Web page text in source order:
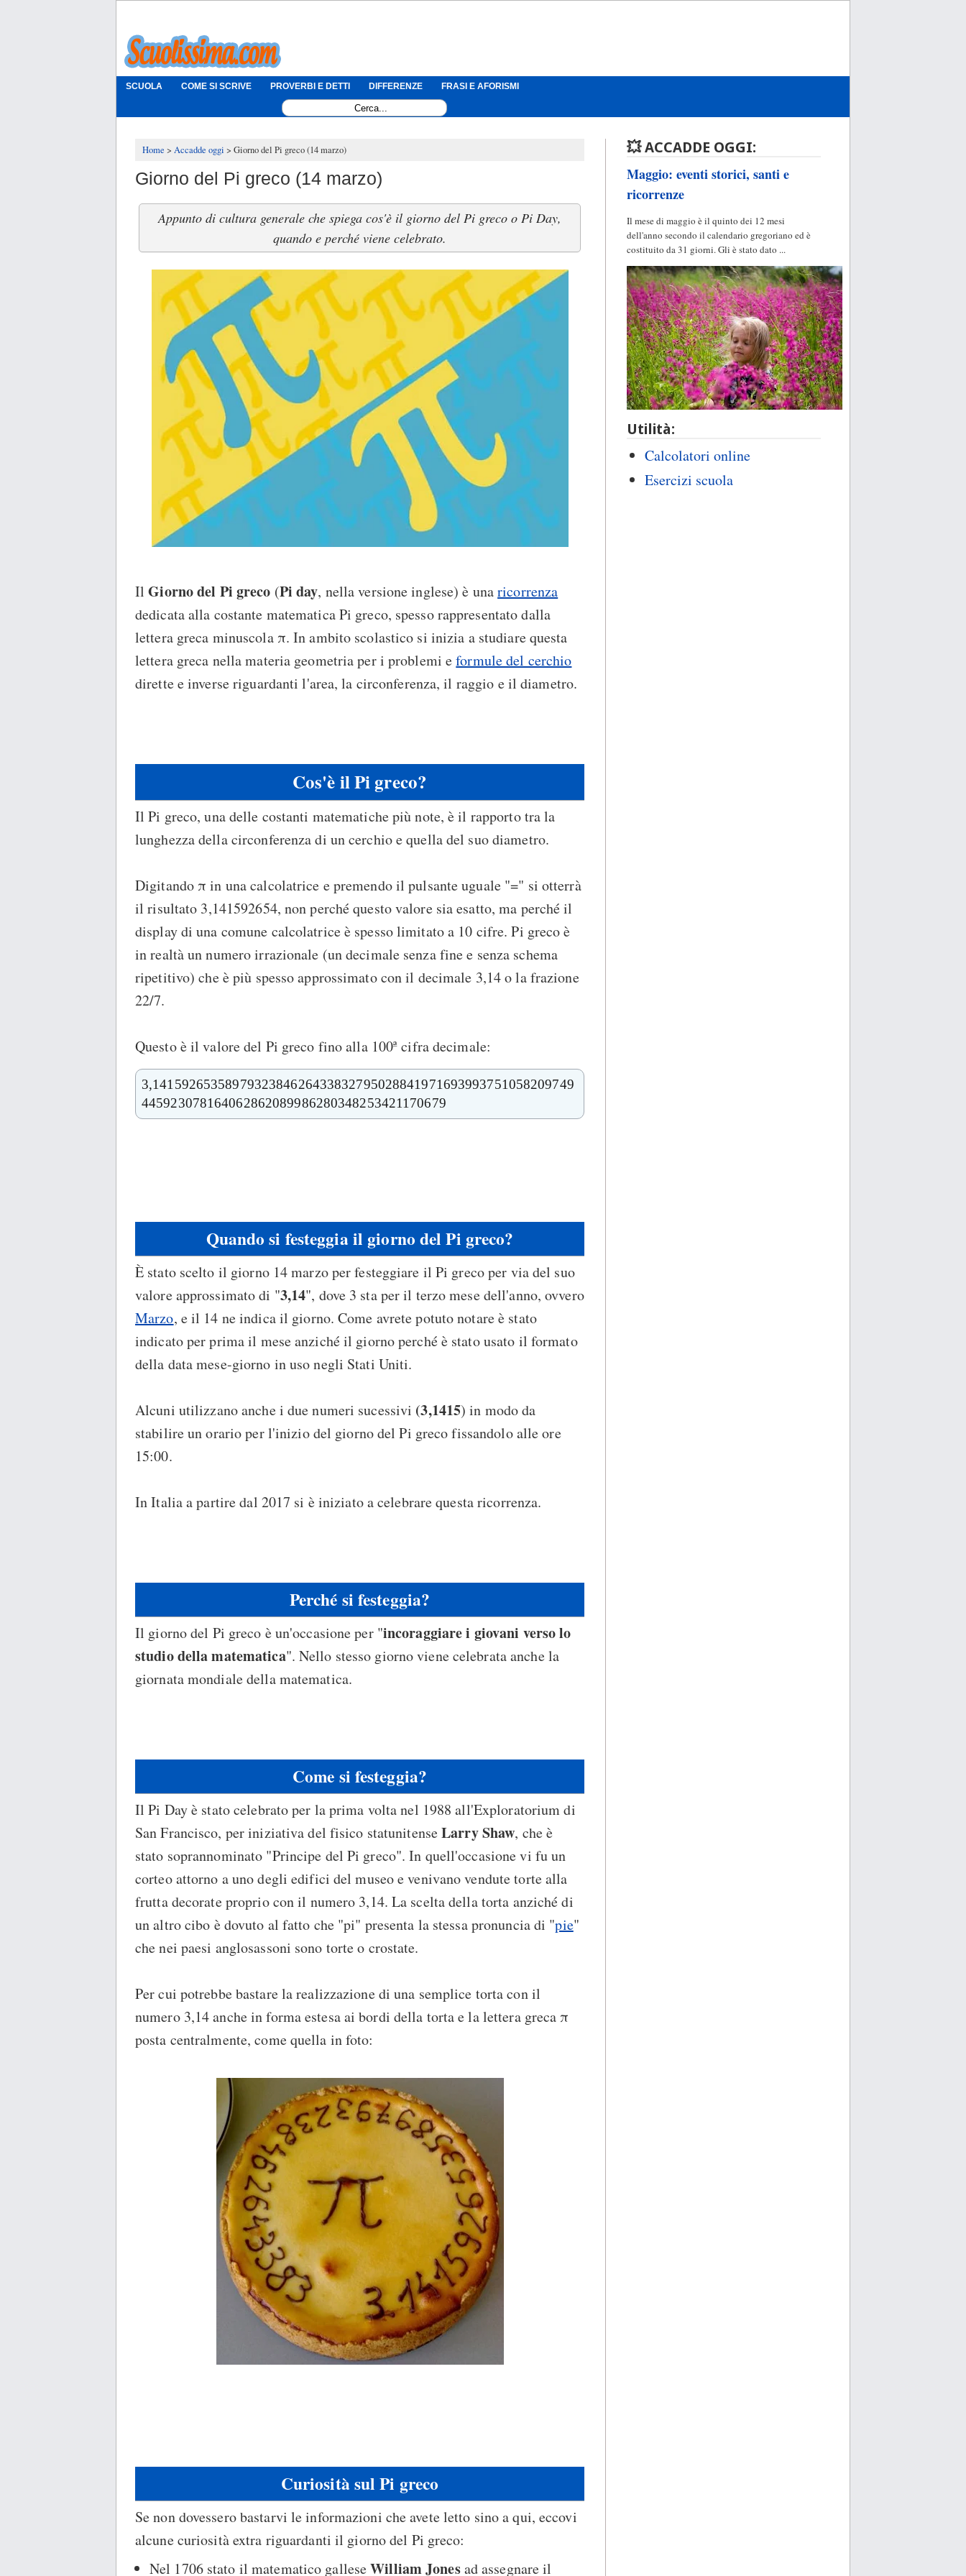
SCUOLA COME SI SCRIVE PROVERBI E DETTI DIFFERENZE FRASI E AFORISMI
Home Accadde oggi Giorno del Pi greco (14 marzo)
Giorno del Pi greco (14 marzo)
Appunto di cultura generale che spiega cos'è il giorno del Pi greco o Pi Day,
quando e perché viene celebrato.
IlGiorno del Pi greco (Pi day, nella versione inglese) è unaricorrenza
dedicata alla costante matematica Pi greco, spesso rappresentato dalla
lettera greca minuscola π. In ambito scolastico si inizia a studiare questa
lettera greca nella materia geometria per i problemi eformule del cerchio
dirette e inverse riguardanti l'area, la circonferenza, il raggio e il diametro.
Cos'è il Pi greco?
Il Pi greco, una delle costanti matematiche più note, è il rapporto tra la
lunghezza della circonferenza di un cerchio e quella del suo diametro.
Digitando π in una calcolatrice e premendo il pulsante uguale "=" si otterrà
il risultato 3,141592654, non perché questo valore sia esatto, ma perché il
display di una comune calcolatrice è spesso limitato a 10 cifre. Pi greco è
in realtà un numero irrazionale (un decimale senza fine e senza schema
ripetitivo) che è più spesso approssimato con il decimale 3,14 o la frazione
22/7.
Questo è il valore del Pi greco fino alla 100ª cifra decimale:
3,1415926535897932384626433832795028841971693993751058209749
445923078164062862089986280348253421170679
Quando si festeggia il giorno del Pi greco?
È stato scelto il giorno 14 marzo per festeggiare il Pi greco per via del suo
valore approssimato di "3,14", dove 3 sta per il terzo mese dell'anno, ovvero
Marzo, e il 14 ne indica il giorno. Come avrete potuto notare è stato
indicato per prima il mese anziché il giorno perché è stato usato il formato
della data mese-giorno in uso negli Stati Uniti.
Alcuni utilizzano anche i due numeri sucessivi (3,1415) in modo da
stabilire un orario per l'inizio del giorno del Pi greco fissandolo alle ore
15:00.
In Italia a partire dal 2017 si è iniziato a celebrare questa ricorrenza.
Perché si festeggia?
Il giorno del Pi greco è un'occasione per "incoraggiare i giovani verso lo
studio della matematica". Nello stesso giorno viene celebrata anche la
giornata mondiale della matematica.
Come si festeggia?
Il Pi Day è stato celebrato per la prima volta nel 1988 all'Exploratorium di
San Francisco, per iniziativa del fisico statunitenseLarry Shaw, che è
stato soprannominato "Principe del Pi greco". In quell'occasione vi fu un
corteo attorno a uno degli edifici del museo e venivano vendute torte alla
frutta decorate proprio con il numero 3,14. La scelta della torta anziché di
un altro cibo è dovuto al fatto che "pi" presenta la stessa pronuncia di "pie"
che nei paesi anglosassoni sono torte o crostate.
Per cui potrebbe bastare la realizzazione di una semplice torta con il
numero 3,14 anche in forma estesa ai bordi della torta e la lettera greca π
posta centralmente, come quella in foto:
Curiosità sul Pi greco
Se non dovessero bastarvi le informazioni che avete letto sino a qui, eccovi
alcune curiosità extra riguardanti il giorno del Pi greco:
Nel 1706 stato il matematico galleseWilliam Jonesad assegnare il
💥 ACCADDE OGGI:
Maggio: eventi storici, santi e
ricorrenze
Il mese di maggio è il quinto dei 12 mesi
dell'anno secondo il calendario gregoriano ed è
costituito da 31 giorni. Gli è stato dato ...
Utilità:
Calcolatori online
Esercizi scuola